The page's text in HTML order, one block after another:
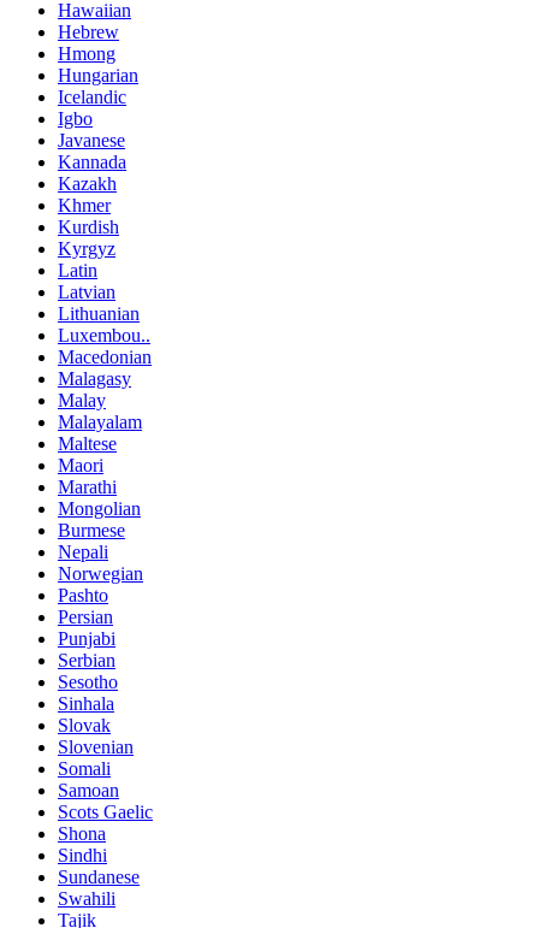
Hawaiian
Hebrew
Hmong
Hungarian
Icelandic
Igbo
Javanese
Kannada
Kazakh
Khmer
Kurdish
Kyrgyz
Latin
Latvian
Lithuanian
Luxembou..
Macedonian
Malagasy
Malay
Malayalam
Maltese
Maori
Marathi
Mongolian
Burmese
Nepali
Norwegian
Pashto
Persian
Punjabi
Serbian
Sesotho
Sinhala
Slovak
Slovenian
Somali
Samoan
Scots Gaelic
Shona
Sindhi
Sundanese
Swahili
Tajik